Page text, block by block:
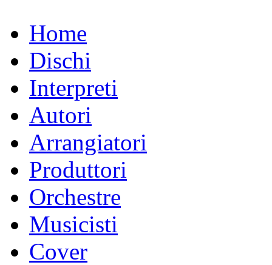
Home
Dischi
Interpreti
Autori
Arrangiatori
Produttori
Orchestre
Musicisti
Cover